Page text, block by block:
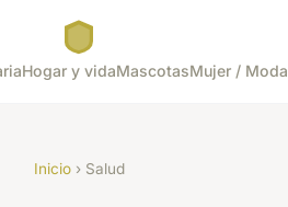
Hogar y vidaMascotasMujer / Moda
Inicio› Salud